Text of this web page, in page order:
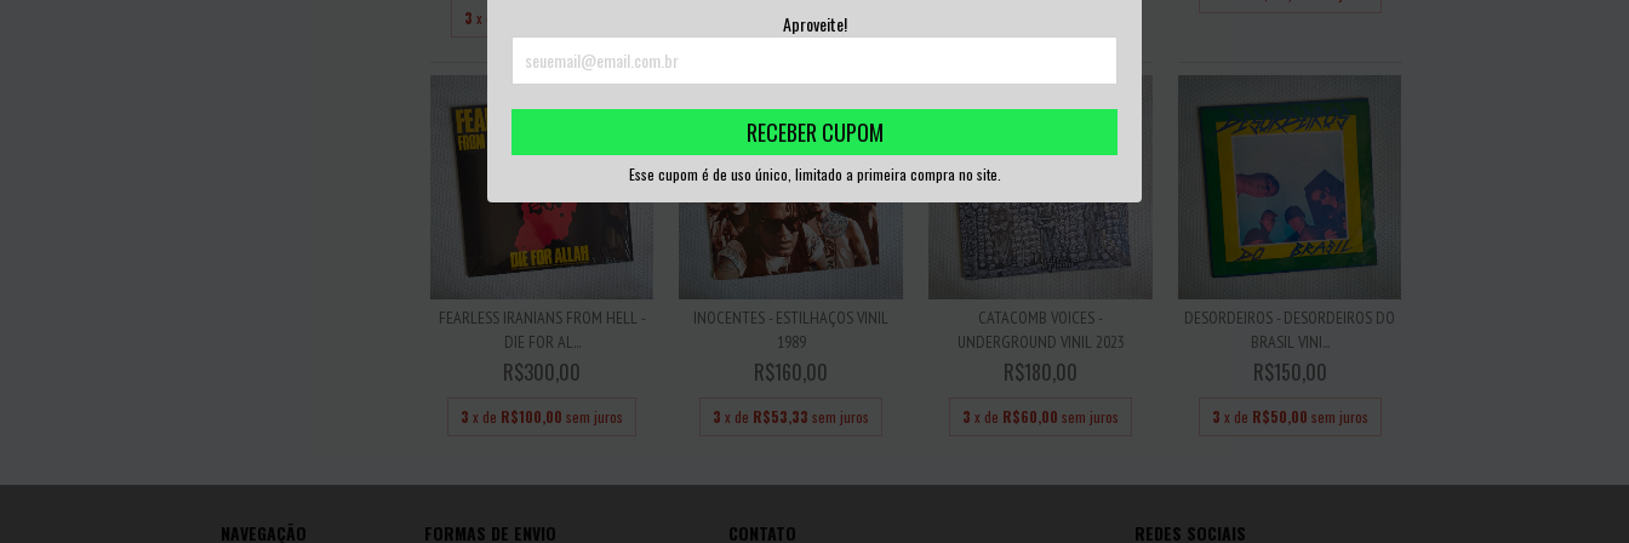
Aproveite!
RECEBER CUPOM
Esse cupom é de uso único, limitado a primeira compra no site.
3 x de
FEARLESS IRANIANS FROM HELL -
DIE FOR AL...
R$300,00
3 x de R$100,00 sem juros
INOCENTES - ESTILHAÇOS VINIL
1989
R$160,00
3 x de R$53,33 sem juros
CATACOMB VOICES -
UNDERGROUND VINIL 2023
R$180,00
3 x de R$60,00 sem juros
DESORDEIROS - DESORDEIROS DO
BRASIL VINI...
R$150,00
3 x de R$50,00 sem juros
NAVEGAÇÃO FORMAS DE ENVIO CONTATO REDES SOCIAIS